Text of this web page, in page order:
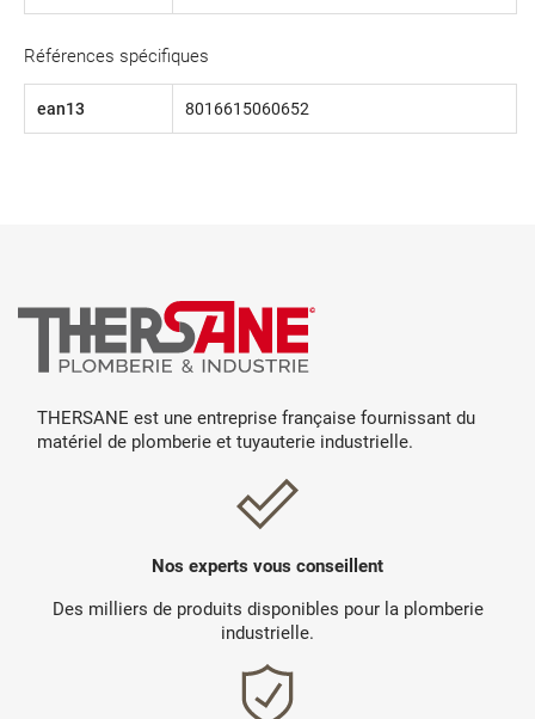
Références spécifiques
ean13 8016615060652
THERSANE est une entreprise française fournissant du
matériel de plomberie et tuyauterie industrielle.
Nos experts vous conseillent
Des milliers de produits disponibles pour la plomberie
industrielle.